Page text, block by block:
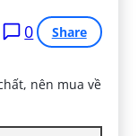
0 Share